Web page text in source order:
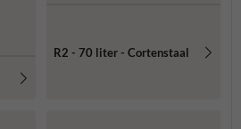
R2 - 70 liter - Cortenstaal